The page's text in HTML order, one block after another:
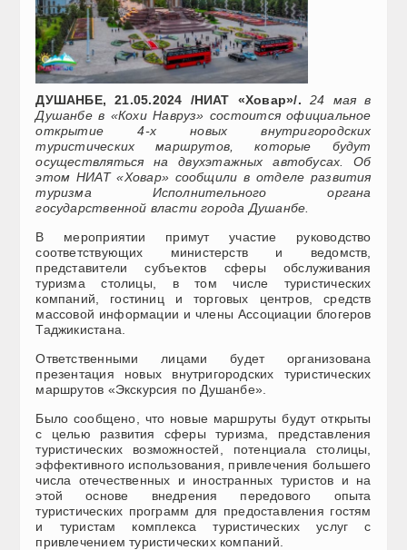
ДУШАНБЕ, 21.05.2024 /НИАТ «Ховар»/. 24 мая в
Душанбе в «Кохи Навруз» состоится официальное
открытие 4-х новых внутригородских
туристических маршрутов, которые будут
осуществляться на двухэтажных автобусах. Об
этом НИАТ «Ховар» сообщили в отделе развития
туризма Исполнительного органа
государственной власти города Душанбе.
В мероприятии примут участие руководство
соответствующих министерств и ведомств,
представители субъектов сферы обслуживания
туризма столицы, в том числе туристических
компаний, гостиниц и торговых центров, средств
массовой информации и члены Ассоциации блогеров
Таджикистана.
Ответственными лицами будет организована
презентация новых внутригородских туристических
маршрутов «Экскурсия по Душанбе».
Было сообщено, что новые маршруты будут открыты
с целью развития сферы туризма, представления
туристических возможностей, потенциала столицы,
эффективного использования, привлечения большего
числа отечественных и иностранных туристов и на
этой основе внедрения передового опыта
туристических программ для предоставления гостям
и туристам комплекса туристических услуг с
привлечением туристических компаний.